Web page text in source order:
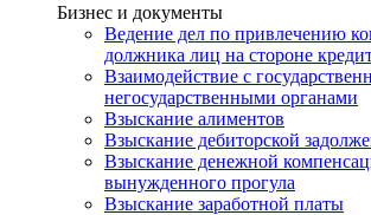
Услуги
Бизнес и документы
Ведение дел по привлечению
должника лиц на стороне
Взаимодействие с
негосударственными органами
Взыскание алиментов
Взыскание дебиторской
Взыскание денежной
вынужденного прогула
Взыскание заработной платы